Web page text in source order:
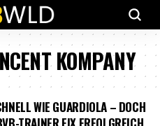
KOMPANY
WIE GUARDIOLA – DOCH